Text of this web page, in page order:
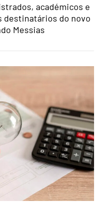
académicos e
destinatários do novo
Messias